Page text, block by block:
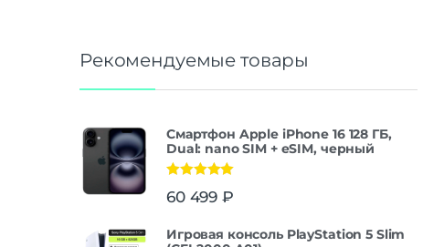
Рекомендуемые товары
Смартфон Apple iPhone 16 128 ГБ,
Dual: nano SIM + eSIM, черный
из 5
60 499 ₽
Игровая консоль PlayStation 5 Slim